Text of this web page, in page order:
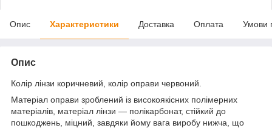
Опис Характеристики Доставка Оплата Умови
Опис
Колір лінзи коричневий, колір оправи червоний.
Матеріал оправи зроблений із високоякісних полімерних
матеріалів, матеріал лінзи — полікарбонат, стійкий до
пошкоджень, міцний, завдяки йому вага виробу нижча, що